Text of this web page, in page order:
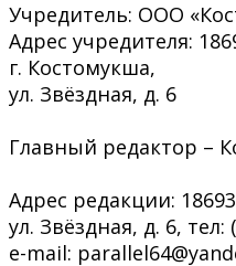
Учредитель: ООО
Адрес учредителя:
г. Костомукша,
ул. Звёздная, д. 6
Главный редактор –
Адрес редакции:
ул. Звёздная, д. 6, тел:
e-mail: